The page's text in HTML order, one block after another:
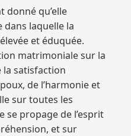
donné qu’elle
laquelle la
et éduquée.
matrimoniale sur la
la satisfaction
de l’harmonie et
sur toutes les
se propage de l’esprit
et sur